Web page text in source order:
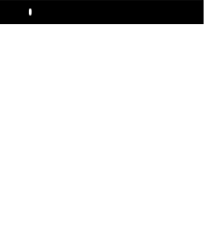
Play